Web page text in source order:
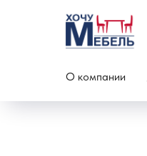
О компании